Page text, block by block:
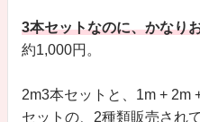
3本セットなのに、かなり
約1,000円。
2m3本セットと、1m + 2m
セットの、2種類販売され